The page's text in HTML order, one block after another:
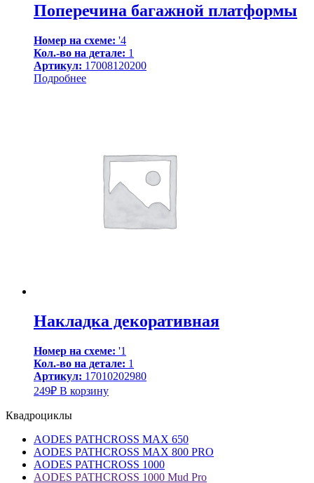
Поперечина багажной платформы
Номер на схеме: '4
Кол.-во на детале: 1
Артикул: 17008120200
Подробнее
Накладка декоративная
Номер на схеме: '1
Кол.-во на детале: 1
Артикул: 17010202980
249₽ В корзину
Квадроциклы
AODES PATHCROSS MAX 650
AODES PATHCROSS MAX 800 PRO
AODES PATHCROSS 1000
AODES PATHCROSS 1000 Mud Pro